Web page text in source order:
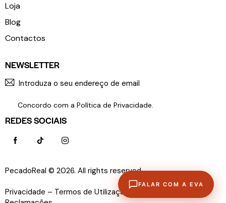
Loja
Blog
Contactos
NEWSLETTER
Concordo com a Política de Privacidade.
REDES SOCIAIS
PecadoReal © 2026. All rights reserved.
Política de
Privacidade – Termos de Utilização –
FALAR COM A EVA